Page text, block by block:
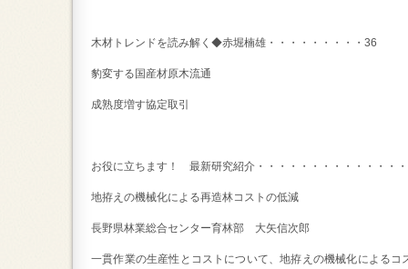
木材トレンドを読み解く◆赤堀楠雄・・・・・・・・・36
豹変する国産材原木流通
成熟度増す協定取引
お役に立ちます！ 最新研究紹介・・・・・・・・・・・・・
地拵えの機械化による再造林コストの低減
長野県林業総合センター育林部 大矢信次郎
一貫作業の生産性とコストについて、地拵えの機械化による